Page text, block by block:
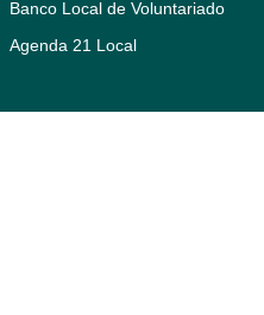
Banco Local de Voluntariado
Agenda 21 Local